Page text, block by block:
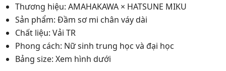
Thương hiệu: AMAHAKAWA × HATSUNE MIKU
Sản phẩm: Đầm sơ mi chân váy dài
Chất liệu: Vải TR
Phong cách: Nữ sinh trung học và đại học
Bảng size: Xem hình dưới